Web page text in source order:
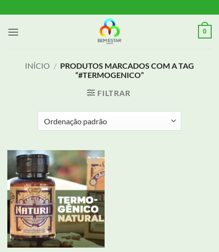
to
content
0
INÍCIO / PRODUTOS MARCADOS COM A TAG
“#TERMOGENICO”
FILTRAR
Adicionar
aos meus
desejos